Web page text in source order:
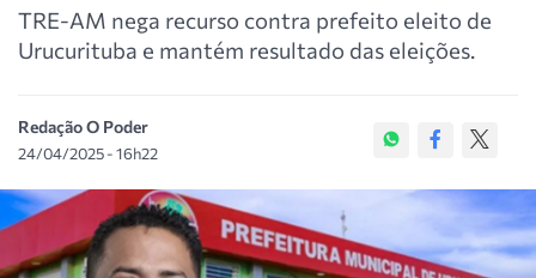
TRE-AM nega recurso contra prefeito eleito de
Urucurituba e mantém resultado das eleições.
Redação O Poder
24/04/2025 - 16h22